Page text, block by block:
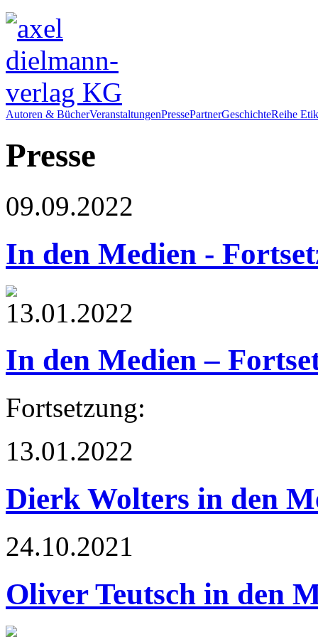
Autoren & BücherVeranstaltungenPressePartnerGeschichteReihe
Presse
09.09.2022
In den Medien -
13.01.2022
In den Medien –
Fortsetzung:
13.01.2022
Dierk Wolters in den
24.10.2021
Oliver Teutsch in den